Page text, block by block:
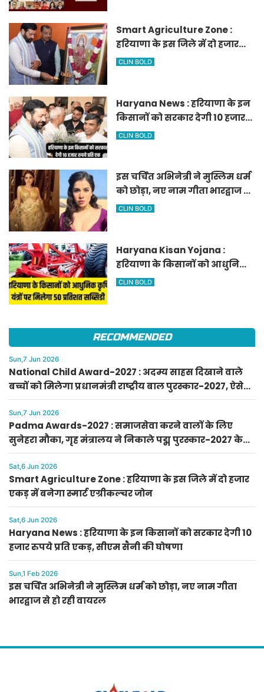
Smart Agriculture Zone :
हरियाणा के इस जिले में दो हजार
एकड़ में बनेगा स्मार्ट एग्रीकल्चर
CLIN BOLD
Haryana News : हरियाणा के इन
किसानों को सरकार देगी 10 हजार
रुपये प्रति एकड़, सीएम सैनी की
CLIN BOLD
इस चर्चित अभिनेत्री ने मुस्लिम धर्म
को छोड़ा, नए नाम गीता भारद्वाज से
हो रही वायरल
CLIN BOLD
Haryana Kisan Yojana :
हरियाणा के किसानों को आधुनिक
कृषि यंत्रों पर मिलेगा 50 प्रतिशत
CLIN BOLD
RECOMMENDED
Sun,7 Jun 2026
National Child Award-2027 : अदम्य साहस दिखाने वाले
बच्चों को मिलेगा प्रधानमंत्री राष्ट्रीय बाल पुरस्कार-2027, ऐसे
करें आवेदन
Sun,7 Jun 2026
Padma Awards-2027 : समाजसेवा करने वालों के लिए
सुनेहरा मौका, गृह मंत्रालय ने निकाले पद्म पुरस्कार-2027 के
लिए आवेदन
Sat,6 Jun 2026
Smart Agriculture Zone : हरियाणा के इस जिले में दो हजार
एकड़ में बनेगा स्मार्ट एग्रीकल्चर जोन
Sat,6 Jun 2026
Haryana News : हरियाणा के इन किसानों को सरकार देगी 10
हजार रुपये प्रति एकड़, सीएम सैनी की घोषणा
Sun,1 Feb 2026
इस चर्चित अभिनेत्री ने मुस्लिम धर्म को छोड़ा, नए नाम गीता
भारद्वाज से हो रही वायरल